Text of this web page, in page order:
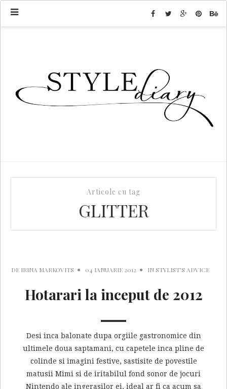
Articole cu tag
GLITTER
DE IRINA MARKOVITS 04 IANUARIE 2012 IN STYLIST'S ADVICE
Hotarari la inceput de 2012
Desi inca balonate dupa orgiile gastronomice din
ultimele doua saptamani, cu capetele inca pline de
colinde si imagini festive, sastisite de povestile
matusii Mimi si de iritabilul fond sonor de jocuri
Nintendo ale ingerasilor ei, ideal ar fi ca acum sa